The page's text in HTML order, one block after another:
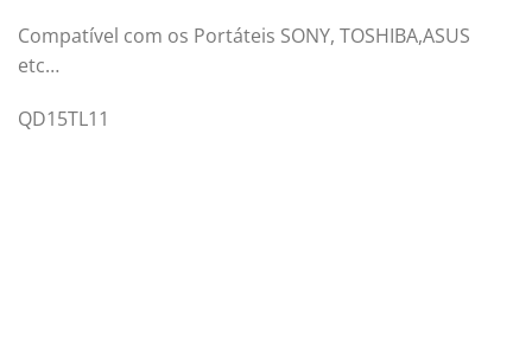
Compatível com os Portáteis SONY, TOSHIBA,ASUS
etc…
QD15TL11